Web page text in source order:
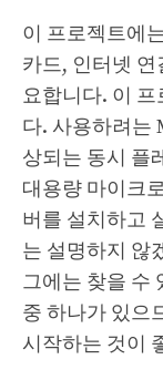
이 프로젝트에
카드, 인터넷
요합니다. 이
다. 사용하려는
상되는 동시 플
대용량 마이크
버를 설치하고
는 설명하지 않
그에는 찾을 수
중 하나가 있으
시작하는 것이